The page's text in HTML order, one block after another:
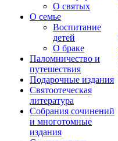
О святых
О семье
Воспитание
детей
О браке
Паломничество и
путешествия
Подарочные издания
Святоотеческая
литература
Собрания сочинений
и многотомные
издания